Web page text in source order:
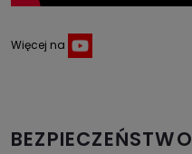
Więcej na
BEZPIECZEŃSTWO